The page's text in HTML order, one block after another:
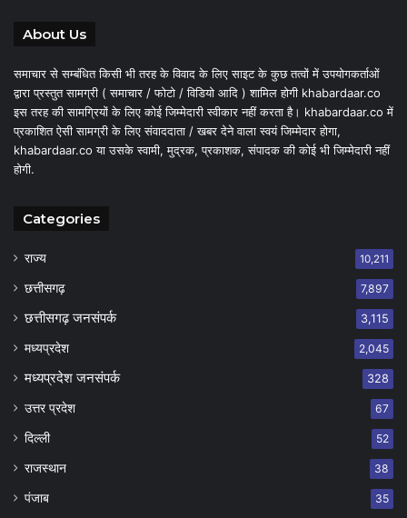
About Us
समाचार से सम्बंधित किसी भी तरह के विवाद के लिए साइट के कुछ तत्वों में उपयोगकर्ताओं
द्वारा प्रस्तुत सामग्री ( समाचार / फोटो / विडियो आदि ) शामिल होगी khabardaar.co
इस तरह की सामग्रियों के लिए कोई जिम्मेदारी स्वीकार नहीं करता है। khabardaar.co में
प्रकाशित ऐसी सामग्री के लिए संवाददाता / खबर देने वाला स्वयं जिम्मेदार होगा,
khabardaar.co या उसके स्वामी, मुद्रक, प्रकाशक, संपादक की कोई भी जिम्मेदारी नहीं
होगी.
Categories
राज्य 10,211
छत्तीसगढ़ 7,897
छत्तीसगढ़ जनसंपर्क 3,115
मध्यप्रदेश 2,045
मध्यप्रदेश जनसंपर्क 328
उत्तर प्रदेश 67
दिल्ली 52
राजस्थान 38
पंजाब 35